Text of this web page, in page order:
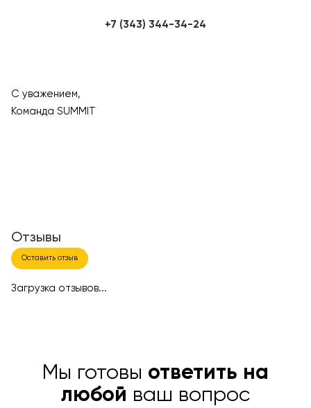
+7 (343) 344-34-24
С уважением,
Команда SUMMIT
Отзывы
Оставить отзыв
Загрузка отзывов...
Мы готовы ответить на
любой ваш вопрос